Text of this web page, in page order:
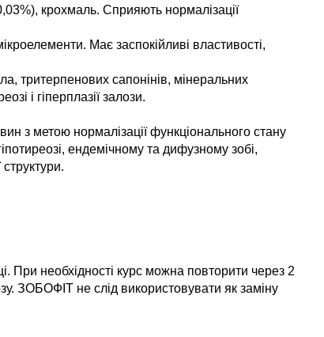
крохмаль. Сприяють нормалізації
Має заспокійливі властивості,
тритерпенових сапонінів, мінеральних
і гіперплазії залози.
з метою нормалізації функціонального стану
ендемічному та дифузному зобі,
При необхідності курс можна повторити через 2
ЗОБОФІТ не слід використовувати як заміну